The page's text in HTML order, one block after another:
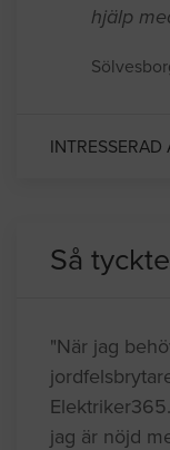
hjälp
INTRESSERAD
Så
"När jag
jag är nöjd